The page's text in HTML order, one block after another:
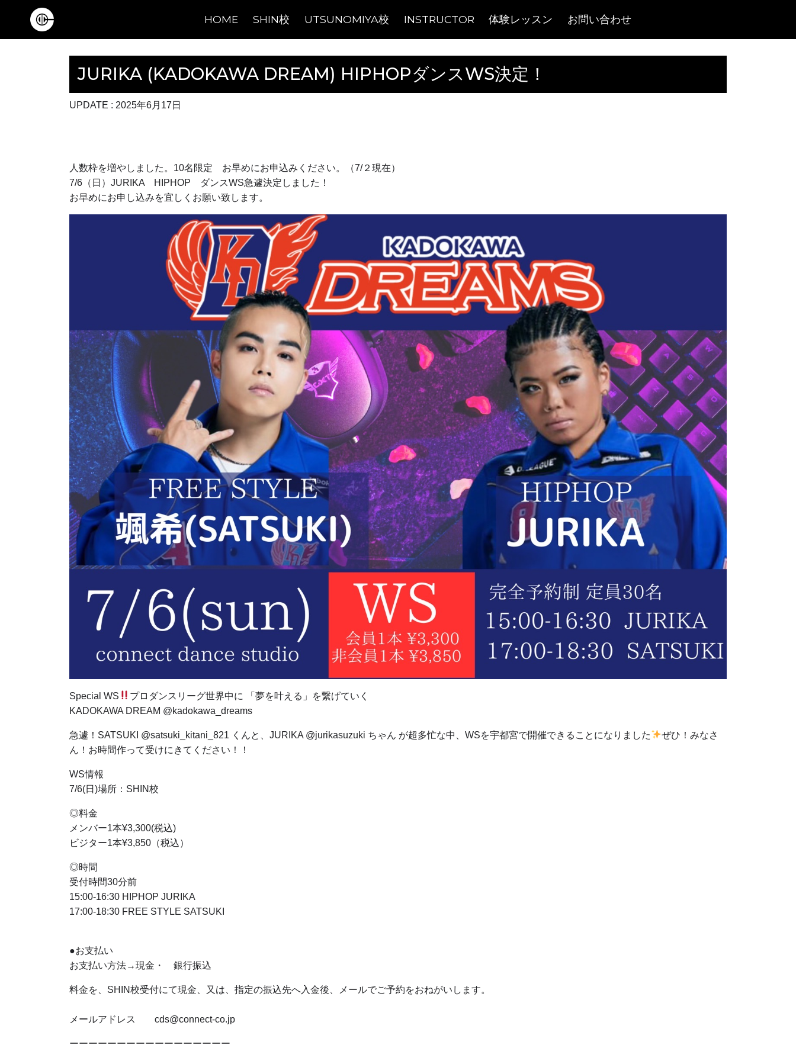
Main Navigation HOME SHIN校 UTSUNOMIYA校 INSTRUCTOR 体験レッスン お問い合わせ
JURIKA (KADOKAWA DREAM) HIPHOPダンスWS決定！
UPDATE : 2025年6月17日
人数枠を増やしました。10名限定 お早めにお申込みください。（7/２現在）
7/6（日）JURIKA HIPHOP ダンスWS急遽決定しました！
お早めにお申し込みを宜しくお願い致します。
Special WS
プロダンスリーグ世界中に 「夢を叶える」を繋げていく
KADOKAWA DREAM @kadokawa_dreams
急遽！SATSUKI @satsuki_kitani_821 くんと、JURIKA @jurikasuzuki ちゃん が超多忙な中、WSを宇都宮で開催できることになりました
ぜひ！みなさ
ん！お時間作って受けにきてください！！
WS情報
7/6(日)場所：SHIN校
◎料金
メンバー1本¥3,300(税込)
ビジター1本¥3,850（税込）
◎時間
受付時間30分前
15:00-16:30 HIPHOP JURIKA
17:00-18:30 FREE STYLE SATSUKI
●お支払い
お支払い方法→現金・ 銀行振込
料金を、SHIN校受付にて現金、又は、指定の振込先へ入金後、メールでご予約をおねがいします。
メールアドレス cds@connect-co.jp
ーーーーーーーーーーーーーーーーー